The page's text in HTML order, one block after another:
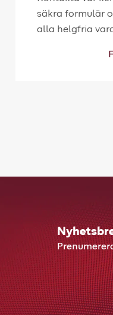
säkra formulär
alla helgfria